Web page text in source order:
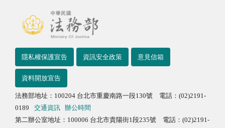
隱私權保護宣告 資訊安全政策 意見信箱
資料開放宣告
法務部地址：100204 台北市重慶南路一段130號 電話：(02)2191-
0189
交通資訊
辦公時間
第二辦公室地址：100006 台北市貴陽街1段235號 電話：(02)2191-